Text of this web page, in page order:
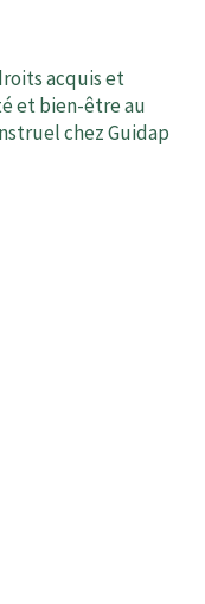
acquis et
et bien-être au
chez Guidap